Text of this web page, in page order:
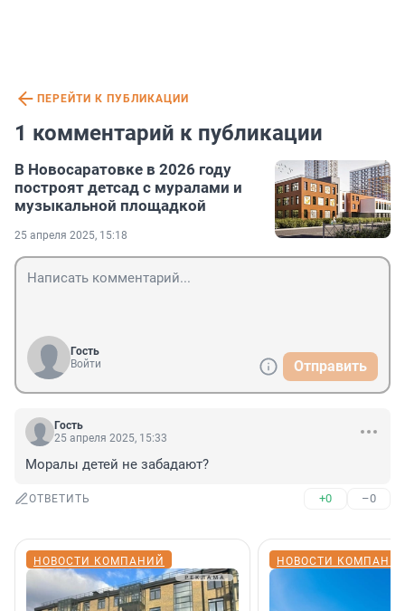
ПЕРЕЙТИ К ПУБЛИКАЦИИ
1 комментарий к публикации
В Новосаратовке в 2026 году
построят детсад с муралами и
музыкальной площадкой
25 апреля 2025, 15:18
Гость
Войти
Отправить
Гость
25 апреля 2025, 15:33
Моралы детей не забадают?
ОТВЕТИТЬ +0 –0
НОВОСТИ КОМПАНИЙ НОВОСТИ